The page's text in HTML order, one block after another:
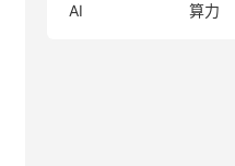
AI
算力